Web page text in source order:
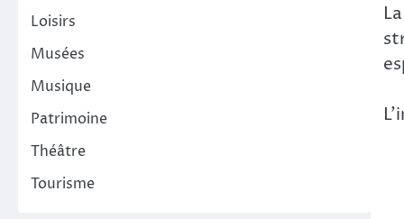
Loisirs
Musées
Musique
Patrimoine
Théâtre
Tourisme